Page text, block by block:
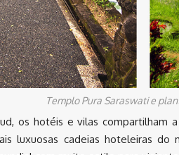
Templo Pura Saraswati e
os hotéis e vilas compartilham
luxuosas cadeias hoteleiras do